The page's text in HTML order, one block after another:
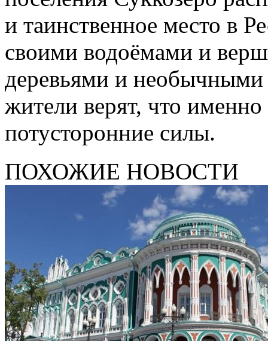
и таинственное место в
своими водоёмами и
деревьями и
жители верят, что
потусторонние силы.
ПОХОЖИЕ НОВОСТИ